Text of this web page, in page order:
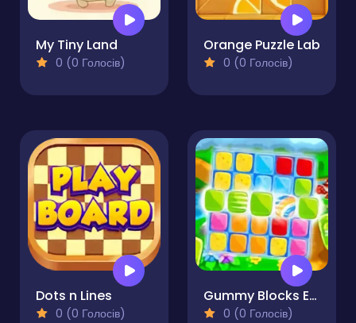
My Tiny Land
0 (0 Голосів)
Orange Puzzle Lab
0 (0 Голосів)
Dots n Lines
0 (0 Голосів)
Gummy Blocks Evolution
0 (0 Голосів)